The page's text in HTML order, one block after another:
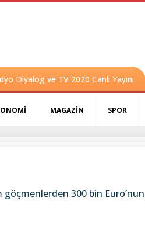
Diyalog ve TV 2020 Canlı Yayını
MAGAZİN SPOR
300 bin